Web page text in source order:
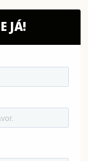
JÁ!